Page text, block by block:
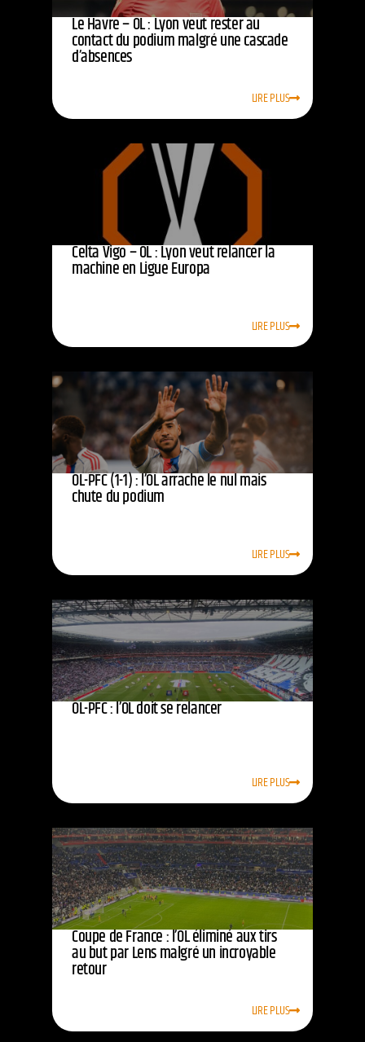
Le Havre – OL : Lyon veut rester au
contact du podium malgré une cascade
d’absences
LIRE PLUS
Celta Vigo – OL : Lyon veut relancer la
machine en Ligue Europa
LIRE PLUS
OL-PFC (1-1) : l’OL arrache le nul mais
chute du podium
LIRE PLUS
OL-PFC : l’OL doit se relancer
LIRE PLUS
Coupe de France : l’OL éliminé aux tirs
au but par Lens malgré un incroyable
retour
LIRE PLUS